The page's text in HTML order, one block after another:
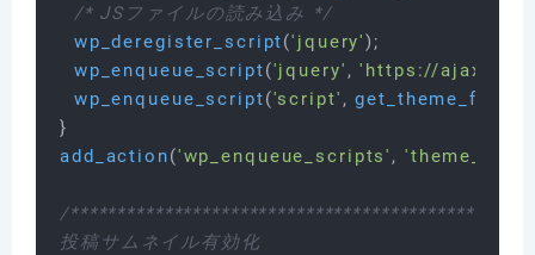
/* JSファイルの読み込み */
wp_deregister_script('jquery');
wp_enqueue_script('jquery' , 'https://
wp_enqueue_script('script' ,
add_action('wp_enqueue_scripts' ,
/
投稿サムネイル有効化